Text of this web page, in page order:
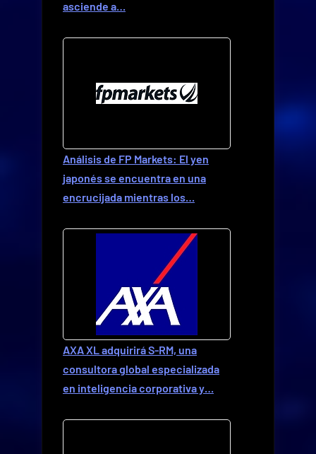
asciende a…
Análisis de FP Markets: El yen
japonés se encuentra en una
encrucijada mientras los…
AXA XL adquirirá S-RM, una
consultora global especializada
en inteligencia corporativa y…